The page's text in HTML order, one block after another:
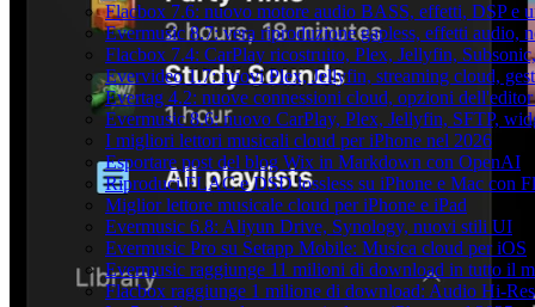
Flacbox 7.6: nuovo motore audio BASS, effetti, DSP e
Evermusic 8.7: vera riproduzione gapless, effetti audio,
Flacbox 7.4: CarPlay ricostruito, Plex, Jellyfin,
Evervideo 1.7: nuovi Plex, Jellyfin, streaming cloud,
Evertag 4.2: nuove connessioni cloud, opzioni dell'editor
Evermusic 8.6: nuovo CarPlay, Plex, Jellyfin, SFTP,
I migliori lettori musicali cloud per iPhone nel 2026
Esportare post del blog Wix in Markdown con OpenAI
Riproduci FLAC e DSD lossless su iPhone e Mac con
Miglior lettore musicale cloud per iPhone e iPad
Evermusic 6.8: Aliyun Drive, Synology, nuovi stili UI
Evermusic Pro su Setapp Mobile: Musica cloud per iOS
Evermusic raggiunge 11 milioni di download in tutto il
Flacbox raggiunge 1 milione di download: Audio Hi-Res